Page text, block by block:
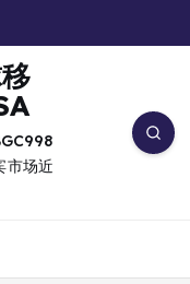
市场近